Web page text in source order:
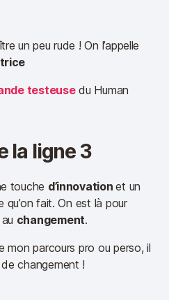
un peu rude ! On l’appelle
trice
testeusedu Human
la ligne 3
touche d’innovationet un
qu’on fait. On est là pour
changement.
mon parcours pro ou perso, il
changement !